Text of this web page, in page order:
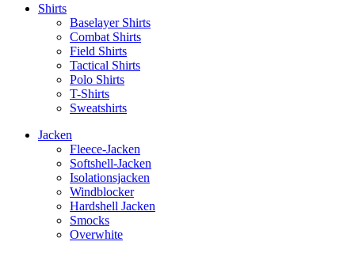
Shirts
Baselayer Shirts
Combat Shirts
Field Shirts
Tactical Shirts
Polo Shirts
T-Shirts
Sweatshirts
Jacken
Fleece-Jacken
Softshell-Jacken
Isolationsjacken
Windblocker
Hardshell Jacken
Smocks
Overwhite